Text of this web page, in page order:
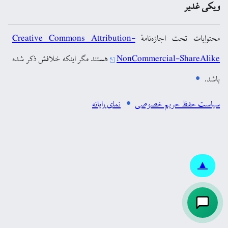
▲
ویکی غدیر
محتوایات تحت اجازه‌نامهٔCreative Commons Attribution-
NonCommercial-ShareAlike هستند مگر اینکه خلافش ذکر شده
باشد.
سیاست حفظ حریم خصوصی
نمای رایانه